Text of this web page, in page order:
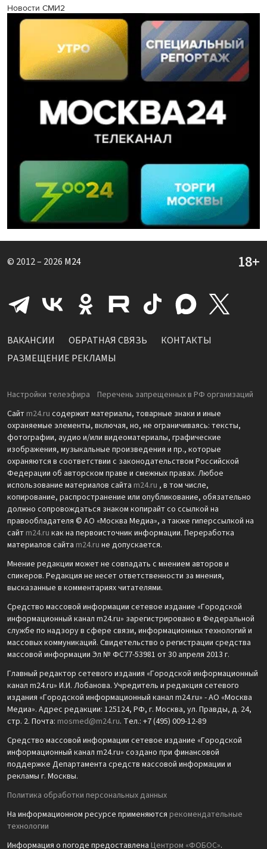
Новости СМИ2
© 2012 – 2026 M24
ВАКАНСИИ ОБРАТНАЯ СВЯЗЬ
КОНТАКТЫ
РАЗМЕЩЕНИЕ РЕКЛАМЫ
Настройки телеэфира
Перечень запрещенных в РФ организаций
Сайт m24.ru содержит материалы, товарные знаки и иные
охраняемые элементы, включая, но, не ограничиваясь: тексты,
фотографии, аудио и/или видеоматериалы, графические
изображения, музыкальные произведения и пр., которые
охраняются в соответствии с законодательством Российской
Федерации об авторском праве и смежных правах. Любое
использование материалов сайта m24.ru , в том числе,
копирование, распространение или опубликование, обязательно
должно сопровождаться знаком копирайт со ссылкой на
правообладателя © АО «Москва Медиа», а также гиперссылкой на
сайт m24.ru как на первоисточник информации. Переработка
материалов сайта m24.ru не допускается.
Мнение редакции может не совпадать с мнением авторов и
спикеров. Редакция не несет ответственности за мнения,
высказанные в комментариях читателями.
Средство массовой информации сетевое издание «Городской
информационный канал m24.ru» зарегистрировано в Федеральной
службе по надзору в сфере связи, информационных технологий и
массовых коммуникаций. Свидетельство о регистрации средства
массовой информации Эл № ФС77-53981 от 30 апреля 2013 г.
Главный редактор сетевого издания «Городской информационный
канал m24.ru» И.И. Лобанова. Учредитель и редакция сетевого
издания «Городской информационный канал m24.ru» - АО «Москва
Медиа». Адрес редакции: 125124, РФ, г. Москва, ул. Правды, д. 24,
стр. 2. Почта: mosmed@m24.ru. Тел.: +7 (495) 009-12-89
Средство массовой информации сетевое издание «Городской
информационный канал m24.ru» создано при финансовой
поддержке Департамента средств массовой информации и
рекламы г. Москвы.
Политика обработки персональных данных
На информационном ресурсе применяются рекомендательные
технологии
Информация о погоде предоставлена Центром «ФОБОС».